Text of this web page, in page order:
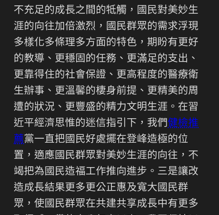
不充足的成長之間的牴觸，國民對美妙生
涯的向往加倍激烈，國民群眾的需求浮現
多樣化多條理多方面的特色，期盼有更好
的教導、更穩固的任務、更滿足的支出、
更靠得住的社會保證、更高程度的醫療衛
生辦事、更溫馨的棲身前提、更精美的周
遭的狀況、更豐盛的精力文明生涯。在習
近平經濟思惟的迷信指引下，我們健檢推
薦黨一直把國民好處擺在登峰造極的位
置，適應國民群眾對美妙生涯的向往，不
竭把為國民造福工作推向進步。三是讓改
造成長結果更多更公正惠及寬大國民群
眾，使國民群眾在共建共享成長中有更多